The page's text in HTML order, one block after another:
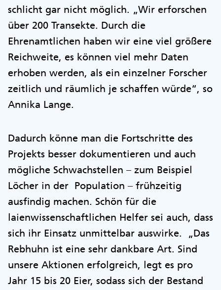
schlicht gar nicht möglich. „Wir erforschen
über 200 Transekte. Durch die
Ehrenamtlichen haben wir eine viel größere
Reichweite, es können viel mehr Daten
erhoben werden, als ein einzelner Forscher
zeitlich und räumlich je schaffen würde“, so
Annika Lange.
Dadurch könne man die Fortschritte des
Projekts besser dokumentieren und auch
mögliche Schwachstellen – zum Beispiel
Löcher in der Population – frühzeitig
ausfindig machen. Schön für die
laienwissenschaftlichen Helfer sei auch, dass
sich ihr Einsatz unmittelbar auswirke. „Das
Rebhuhn ist eine sehr dankbare Art. Sind
unsere Aktionen erfolgreich, legt es pro
Jahr 15 bis 20 Eier, sodass sich der Bestand